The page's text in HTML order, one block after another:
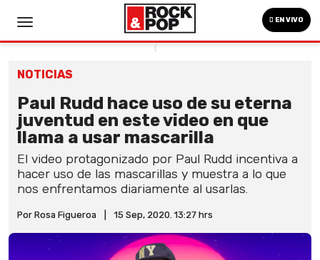
EN VIVO
NOTICIAS
Paul Rudd hace uso de su eterna
juventud en este video en que
llama a usar mascarilla
El video protagonizado por Paul Rudd incentiva a
hacer uso de las mascarillas y muestra a lo que
nos enfrentamos diariamente al usarlas.
Por Rosa Figueroa 15 Sep, 2020. 13:27 hrs